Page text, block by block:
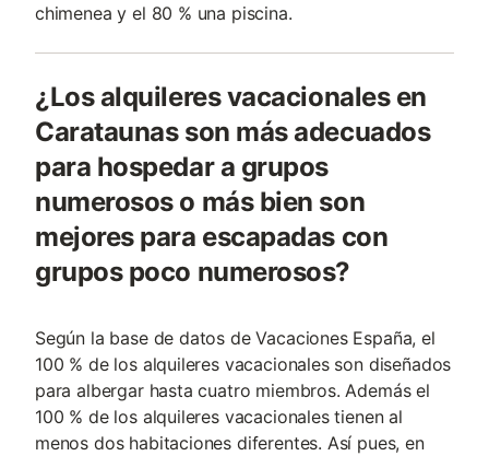
chimenea y el 80 % una piscina.
¿Los alquileres vacacionales en
Carataunas son más adecuados
para hospedar a grupos
numerosos o más bien son
mejores para escapadas con
grupos poco numerosos?
Según la base de datos de Vacaciones España, el
100 % de los alquileres vacacionales son diseñados
para albergar hasta cuatro miembros. Además el
100 % de los alquileres vacacionales tienen al
menos dos habitaciones diferentes. Así pues, en